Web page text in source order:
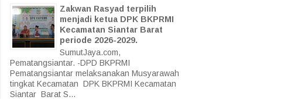
Zakwan Rasyad terpilih
menjadi ketua DPK BKPRMI
Kecamatan Siantar Barat
periode 2026-2029.
SumutJaya.com,
Pematangsiantar. -DPD BKPRMI
Pematangsiantar melaksanakan Musyarawah
tingkat Kecamatan DPK BKPRMI Kecamatan
Siantar Barat S...